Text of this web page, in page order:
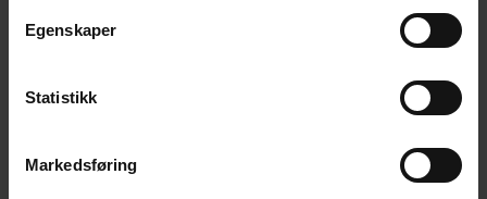
Egenskaper
Statistikk
Markedsføring